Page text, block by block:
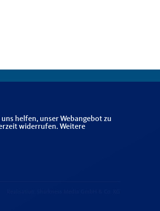
helfen, unser Webangebot zu
widerrufen. Weitere